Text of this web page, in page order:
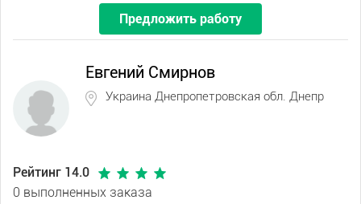
Предложить работу
Евгений Смирнов
Украина Днепропетровская обл. Днепр
Рейтинг 14.0
0 выполненных заказа